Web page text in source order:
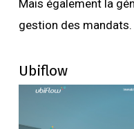
Mais également la
gestion des mandats.
Ubiflow